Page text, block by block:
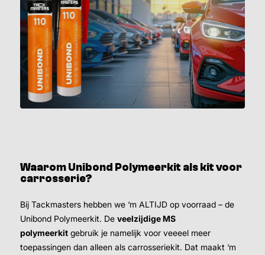
Waarom Unibond Polymeerkit als kit voor
carrosserie?
Bij Tackmasters hebben we ‘m ALTIJD op voorraad – de
Unibond Polymeerkit. De veelzijdige MS
polymeerkit gebruik je namelijk voor veeeel meer
toepassingen dan alleen als carrosseriekit. Dat maakt ‘m